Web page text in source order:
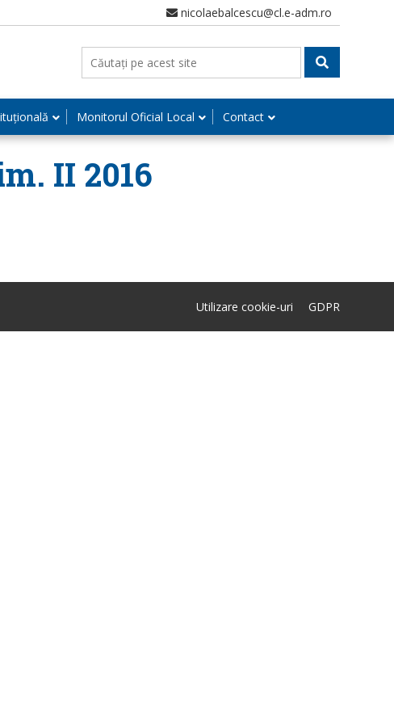
nicolaebalcescu@cl.e-adm.ro
Monitorul Oficial Local Contact
II 2016
Utilizare cookie-uri GDPR